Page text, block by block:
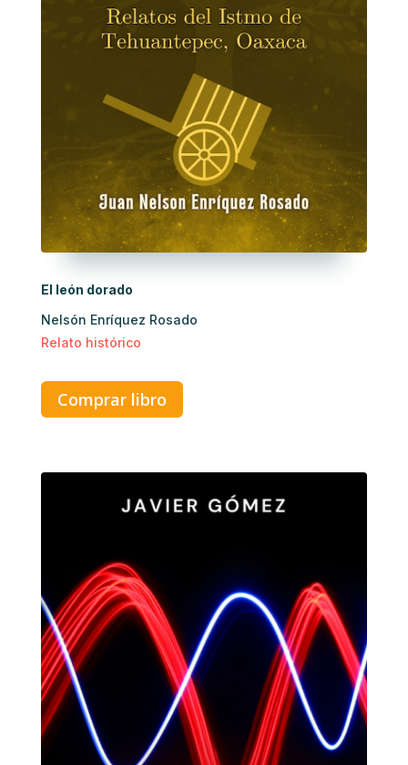
El león dorado
Nelsón Enríquez Rosado
Relato histórico
Comprar libro